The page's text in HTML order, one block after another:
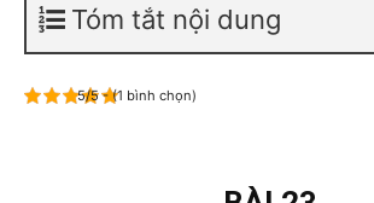
Tóm tắt nội dung
5/5 - (1 bình chọn)